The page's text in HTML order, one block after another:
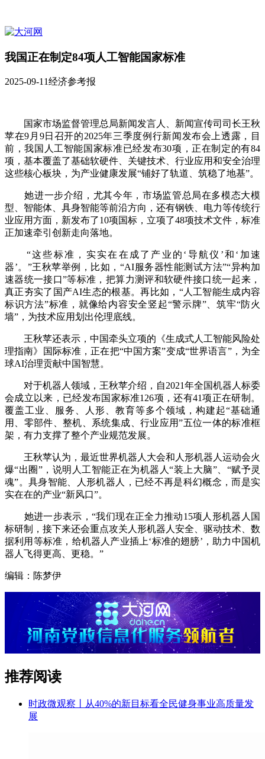
我国正在制定84项人工智能国家标准
2025-09-11经济参考报
国家市场监督管理总局新闻发言人、新闻宣传司司长王秋
苹在9月9日召开的2025年三季度例行新闻发布会上透露，目
前，我国人工智能国家标准已经发布30项，正在制定的有84
项，基本覆盖了基础软硬件、关键技术、行业应用和安全治理
这些核心板块，为产业健康发展“铺好了轨道、筑稳了地基”。
她进一步介绍，尤其今年，市场监管总局在多模态大模
型、智能体、具身智能等前沿方向，还有钢铁、电力等传统行
业应用方面，新发布了10项国标，立项了48项技术文件，标准
正加速牵引创新走向落地。
“这些标准，实实在在成了产业的‘导航仪’和‘加速
器’。”王秋苹举例，比如，“AI服务器性能测试方法”“异构加
速器统一接口”等标准，把算力测评和软硬件接口统一起来，
真正夯实了国产AI生态的根基。再比如，“人工智能生成内容
标识方法”标准，就像给内容安全竖起“警示牌”、筑牢“防火
墙”，为技术应用划出伦理底线。
王秋苹还表示，中国牵头立项的《生成式人工智能风险处
理指南》国际标准，正在把“中国方案”变成“世界语言”，为全
球AI治理贡献中国智慧。
对于机器人领域，王秋苹介绍，自2021年全国机器人标委
会成立以来，已经发布国家标准126项，还有41项正在研制。
覆盖工业、服务、人形、教育等多个领域，构建起“基础通
用、零部件、整机、系统集成、行业应用”五位一体的标准框
架，有力支撑了整个产业规范发展。
王秋苹认为，最近世界机器人大会和人形机器人运动会火
爆“出圈”，说明人工智能正在为机器人“装上大脑”、“赋予灵
魂”。具身智能、人形机器人，已经不再是科幻概念，而是实
实在在的产业“新风口”。
她进一步表示，“我们现在正全力推动15项人形机器人国
标研制，接下来还会重点攻关人形机器人安全、驱动技术、数
据利用等标准，给机器人产业插上‘标准的翅膀’，助力中国机
器人飞得更高、更稳。”
编辑：陈梦伊
推荐阅读
时政微观察丨从40%的新目标看全民健身事业高质量发
展